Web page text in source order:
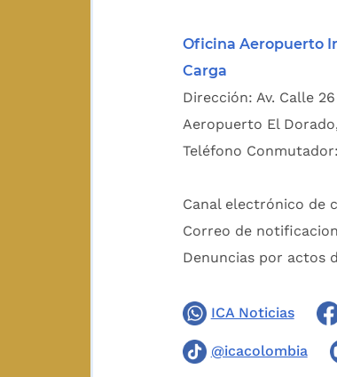
Oficina Aeropuerto
Carga
Dirección: Av. Calle
Aeropuerto El
Teléfono
Canal electrónico de
Correo de
Denuncias por actos
ICA Noticias
@icacolombia